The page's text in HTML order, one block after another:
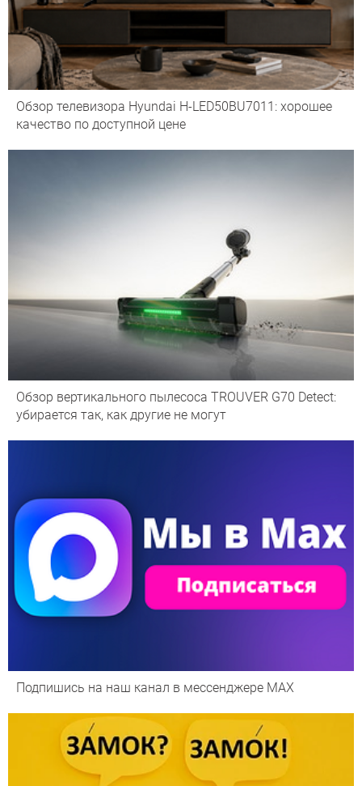
Обзор телевизора Hyundai H-LED50BU7011: хорошее
качество по доступной цене
Обзор вертикального пылесоса TROUVER G70 Detect:
убирается так, как другие не могут
Подпишись на наш канал в мессенджере МАХ